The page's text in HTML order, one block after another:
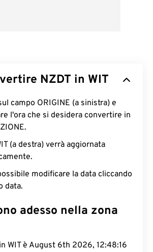
NZDT in WIT
campo ORIGINE (a sinistra) e
l'ora che si desidera convertire in
(a destra) verrà aggiornata
modificare la data cliccando
data.
adesso nella zona
WIT è August 6th 2026, 12:48:17